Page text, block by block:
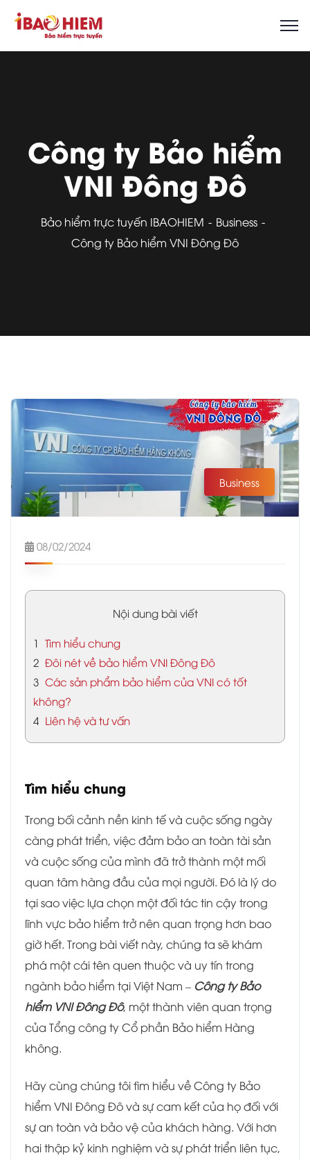
Công ty Bảo hiểm
VNI Đông Đô
Bảo hiểm trực tuyến IBAOHIEM
Business
Công ty Bảo hiểm VNI Đông Đô
Business
08/02/2024
Nội dung bài viết
1 Tìm hiểu chung
2 Đôi nét về bảo hiểm VNI Đông Đô
3 Các sản phẩm bảo hiểm của VNI có tốt
không?
4 Liên hệ và tư vấn
Tìm hiểu chung
Trong bối cảnh nền kinh tế và cuộc sống ngày
càng phát triển, việc đảm bảo an toàn tài sản
và cuộc sống của mình đã trở thành một mối
quan tâm hàng đầu của mọi người. Đó là lý do
tại sao việc lựa chọn một đối tác tin cậy trong
lĩnh vực bảo hiểm trở nên quan trọng hơn bao
giờ hết. Trong bài viết này, chúng ta sẽ khám
phá một cái tên quen thuộc và uy tín trong
ngành bảo hiểm tại Việt Nam – Công ty Bảo
hiểm VNI Đông Đô, một thành viên quan trọng
của Tổng công ty Cổ phần Bảo hiểm Hàng
không.
Hãy cùng chúng tôi tìm hiểu về Công ty Bảo
hiểm VNI Đông Đô và sự cam kết của họ đối với
sự an toàn và bảo vệ của khách hàng. Với hơn
hai thập kỷ kinh nghiệm và sự phát triển liên tục,